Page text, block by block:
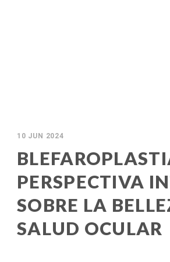
10 JUN 2024
PERSPECTIVA
SOBRE LA
SALUD OCULAR